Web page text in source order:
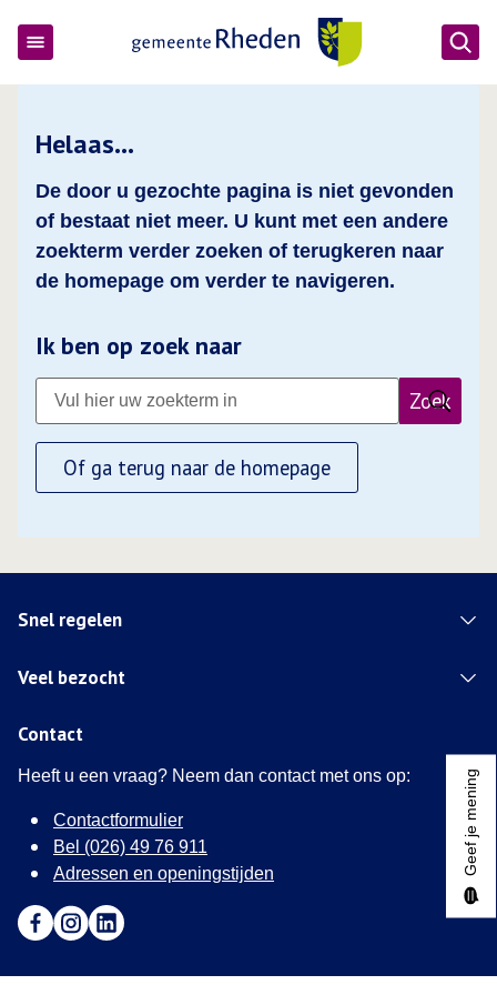
Helaas…
De door u gezochte pagina is niet gevonden
of bestaat niet meer. U kunt met een andere
zoekterm verder zoeken of terugkeren naar
de homepage om verder te navigeren.
Ik ben op zoek naar
Zoek
Of ga terug naar de homepage
Snel regelen
Veel bezocht
Contact
Heeft u een vraag? Neem dan contact met ons op:
Contactformulier
Bel (026) 49 76 911
Adressen en openingstijden
Geef je mening